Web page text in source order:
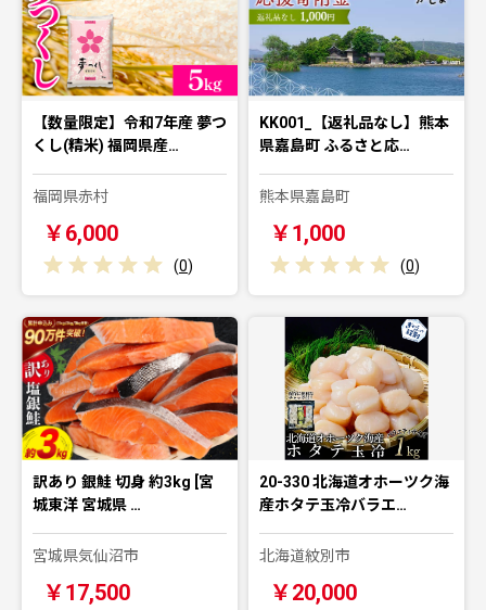
【数量限定】令和7年産 夢つ
くし(精米) 福岡県産…
福岡県赤村
￥6,000
(0)
KK001_【返礼品なし】熊本
県嘉島町 ふるさと応…
熊本県嘉島町
￥1,000
(0)
訳あり 銀鮭 切身 約3kg [宮
城東洋 宮城県 …
宮城県気仙沼市
￥17,500
20-330 北海道オホーツク海
産ホタテ玉冷バラエ…
北海道紋別市
￥20,000